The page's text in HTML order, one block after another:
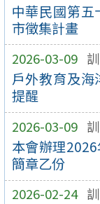
中華民國第
市徵集計畫
2026-03-09
戶外教育及
提醒
2026-03-09
本會辦理
簡章乙份
2026-02-24